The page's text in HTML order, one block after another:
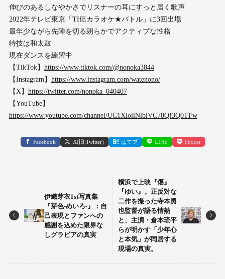
伸びのあるしなやかさでリスナーの耳にすっと届く歌声
2022年テレビ東京「THEカラオケ★バトル」に3回出場
最年少ながら先陣を切る朗らかでアクティブな性格
特技は和太鼓
現在ダンスを練習中
【TikTok】 https://www.tiktok.com/@nonoka3844
【Instagram】 https://www.instagram.com/watenono/
【X】 https://twitter.com/nonoka_040407
【YouTube】
https://www.youtube.com/channel/UC1XlollNlblVC78Qf3Q0TFw
Facebook X(旧:Twitter) はてブ LINE Pocket
伊織芽衣1st写真集
『芽色-めいろ-』：自
己表現とファンへの
感謝を込めた限界な
しグラビアの真実
横浜で上映『傷』
『ゆい』。正反対な
二作を撮った寺本勇
也監督が語る情熱
と、主演・倉本琉平
らが明かす「少年心
と本気」が同居する
現場の真実。